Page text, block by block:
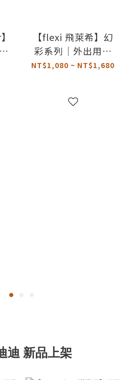
【flexi 飛萊希】幻
彩系列｜外出用帶
狀伸縮牽繩
NT$1,080 ~ NT$1,680
迪 新品上架